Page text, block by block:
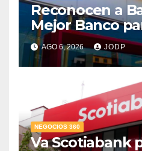
Reconocen a
Mejor Banco
supera 14%
crediticio
AGO 6, 2026 JODP
NEGOCIOS 360
Va Scotiabank